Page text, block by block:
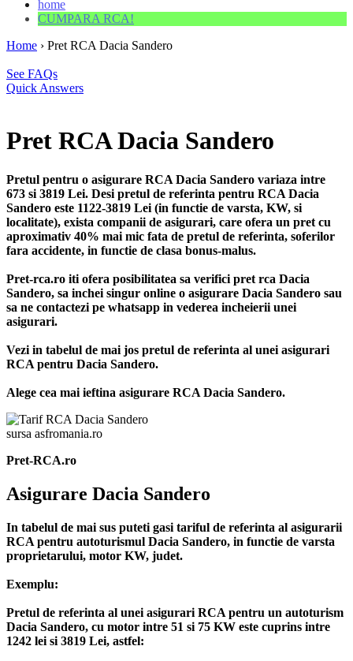
home
CUMPARA RCA!
Home › Pret RCA Dacia Sandero
See FAQs
Quick Answers
Pret RCA Dacia Sandero
Pretul pentru o asigurare RCA Dacia Sandero variaza intre
673 si 3819 Lei. Desi pretul de referinta pentru RCA Dacia
Sandero este 1122-3819 Lei (in functie de varsta, KW, si
localitate), exista companii de asigurari, care ofera un pret cu
aproximativ 40% mai mic fata de pretul de referinta, soferilor
fara accidente, in functie de clasa bonus-malus.
Pret-rca.ro iti ofera posibilitatea sa verifici pret rca Dacia
Sandero, sa inchei singur online o asigurare Dacia Sandero sau
sa ne contactezi pe whatsapp in vederea incheierii unei
asigurari.
Vezi in tabelul de mai jos pretul de referinta al unei asigurari
RCA pentru Dacia Sandero.
Alege cea mai ieftina asigurare RCA Dacia Sandero.
sursa asfromania.ro
Pret-RCA.ro
Asigurare Dacia Sandero
In tabelul de mai sus puteti gasi tariful de referinta al asigurarii
RCA pentru autoturismul Dacia Sandero, in functie de varsta
proprietarului, motor KW, judet.
Exemplu:
Pretul de referinta al unei asigurari RCA pentru un autoturism
Dacia Sandero, cu motor intre 51 si 75 KW este cuprins intre
1242 lei si 3819 Lei, astfel: